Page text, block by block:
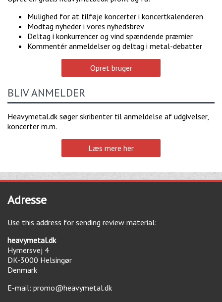
Mulighed for at tilføje koncerter i koncertkalenderen
Modtag nyheder i vores nyhedsbrev
Deltag i konkurrencer og vind spændende præmier
Kommentér anmeldelser og deltag i metal-debatter
Opret bruger
BLIV ANMELDER
Heavymetal.dk søger skribenter til anmeldelse af udgivelser,
koncerter m.m.
Læs mere her
Adresse
Use this address for sending review material:
heavymetal.dk
Hymersvej 4
DK-3000 Helsingør
Denmark
E-mail: promo@heavymetal.dk